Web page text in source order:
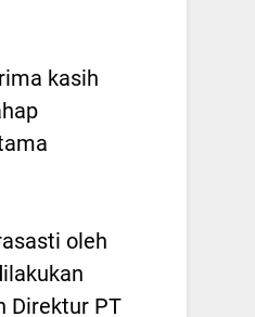
kasih
oleh
Direktur PT